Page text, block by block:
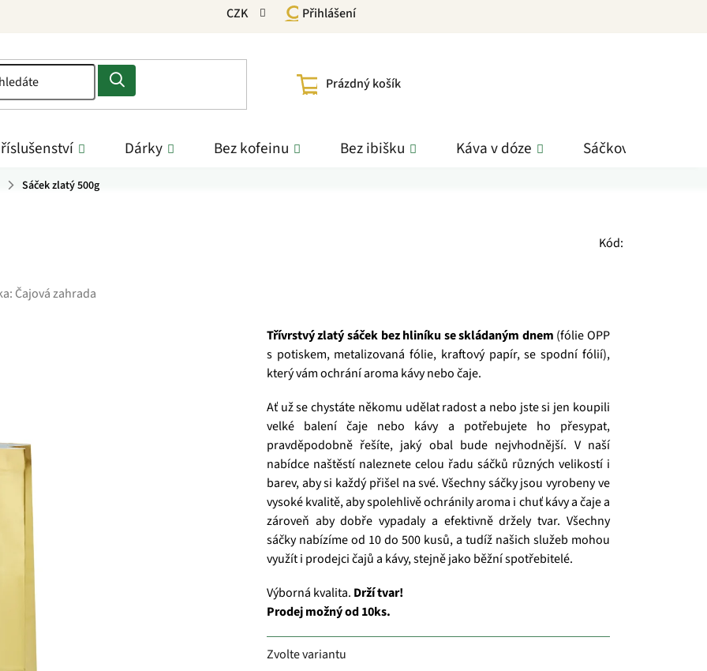
CZK Přihlášení
NÁKUPNÍ
Prázdný košík
Dárky Bez kofeinu Bez ibišku Káva v dóze Sáčkové čaje
Sáček zlatý 500g
Kód:
Čajová zahrada
Zvolte variantu
Třívrstvýzlatý sáček bez hliníku se skládaným dnem (fólie OPP
s potiskem, metalizovaná fólie, kraftový papír, se spodní fólií),
který vám ochrání aroma kávy nebo čaje.
Ať už se chystáte někomu udělat radost a nebo jste si jen koupili
velké balení čaje nebo kávy a potřebujete ho přesypat,
pravděpodobně řešíte, jaký obal bude nejvhodnější. V naší
nabídce naštěstí naleznete celou řadu sáčků různých velikostí i
barev, aby si každý přišel na své. Všechny sáčky jsou vyrobeny ve
vysoké kvalitě, aby spolehlivě ochránily aroma i chuť kávy a čaje a
zároveň aby dobře vypadaly a efektivně držely tvar. Všechny
sáčky nabízíme od 10 do 500 kusů, a tudíž našich služeb mohou
využít i prodejci čajů a kávy, stejně jako běžní spotřebitelé.
Výborná kvalita. Drží tvar!
Prodej možný od 10ks.